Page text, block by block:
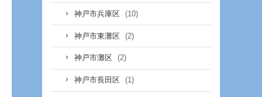
神戸市兵庫区 (10)
神戸市東灘区 (2)
神戸市灘区 (2)
神戸市長田区 (1)